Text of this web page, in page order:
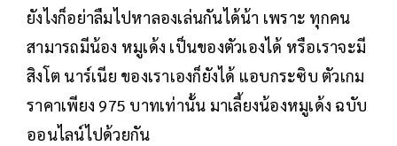
ยังไงก็อย่าลืมไปหาลองเล่นกันได้น้า เพราะ ทุกคน
สามารถมีน้อง หมูเด้ง เป็นของตัวเองได้ หรือเราจะมี
สิงโต นาร์เนีย ของเราเองก็ยังได้ แอบกระซิบ ตัวเกม
ราคาเพียง 975 บาทเท่านั้น มาเลี้ยงน้องหมูเด้ง ฉบับ
ออนไลน์ไปด้วยกัน